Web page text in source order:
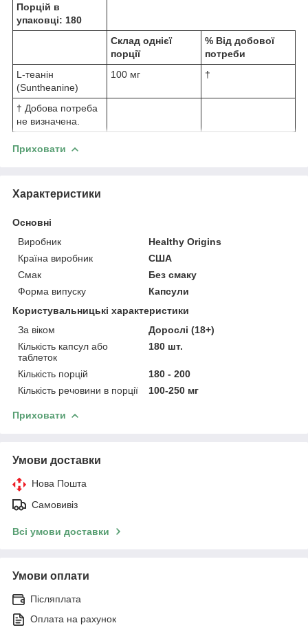
Порцій в
упаковці: 180
Склад однієї
порції
% Від добової
потреби
L-теанін
(Suntheanine)
100 мг †
† Добова потреба
не визначена.
Приховати
Характеристики
Основні
Виробник
Healthy Origins
Країна виробник
США
Смак
Без смаку
Форма випуску
Капсули
Користувальницькі характеристики
За віком
Дорослі (18+)
Кількість капсул або
таблеток
180 шт.
Кількість порцій
180 - 200
Кількість речовини в порції
100-250 мг
Приховати
Умови доставки
Нова Пошта
Самовивіз
Всі умови доставки
Умови оплати
Післяплата
Оплата на рахунок